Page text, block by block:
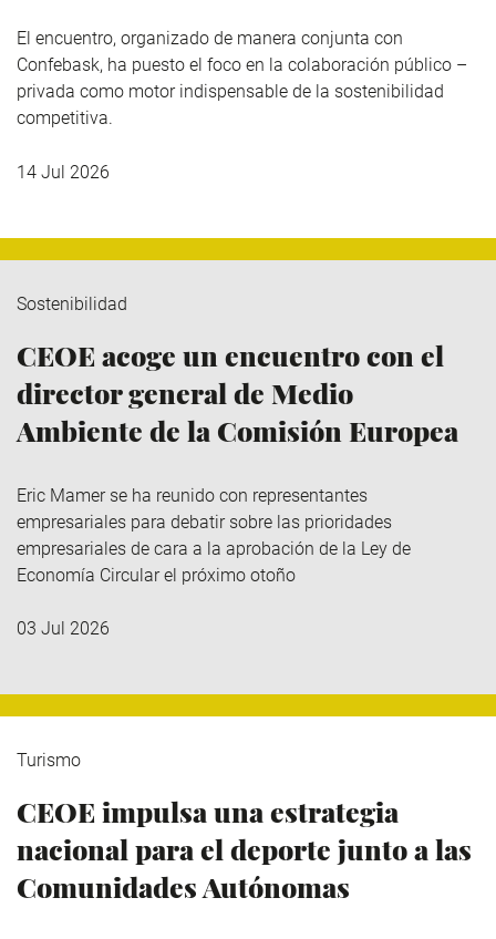
El encuentro, organizado de manera conjunta con
Confebask, ha puesto el foco en la colaboración público –
privada como motor indispensable de la sostenibilidad
competitiva.
14 Jul 2026
Sostenibilidad
CEOE acoge un encuentro con el
director general de Medio
Ambiente de la Comisión Europea
Eric Mamer se ha reunido con representantes
empresariales para debatir sobre las prioridades
empresariales de cara a la aprobación de la Ley de
Economía Circular el próximo otoño
03 Jul 2026
Turismo
CEOE impulsa una estrategia
nacional para el deporte junto a las
Comunidades Autónomas